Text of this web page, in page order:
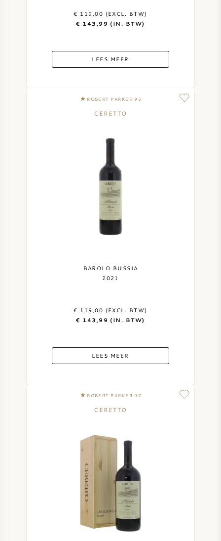
€ 119,00 (EXCL. BTW)
€ 143,99 (IN. BTW)
LEES MEER
ROBERT PARKER 95
CERETTO
BAROLO BUSSIA
2021
€ 119,00 (EXCL. BTW)
€ 143,99 (IN. BTW)
LEES MEER
ROBERT PARKER 97
CERETTO